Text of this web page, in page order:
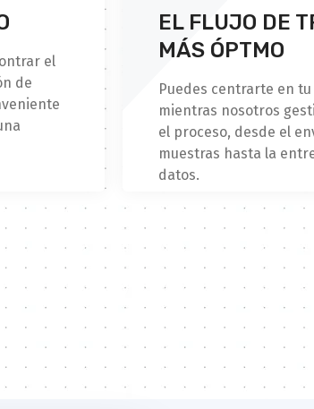
el
de
EL FLUJO DE
MÁS ÓPTMO
Puedes centrarte en
mientras nosotros
el proceso, desde el
muestras hasta la
datos.